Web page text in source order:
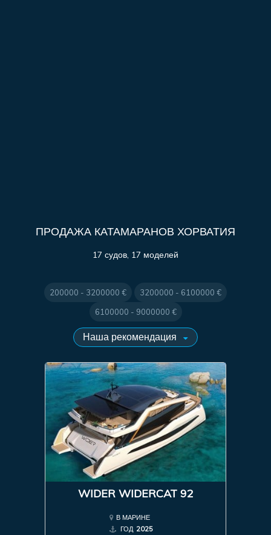
ПРОДАЖА КАТАМАРАНОВ ХОРВАТИЯ
17 судов, 17 моделей
200000 - 3200000 €
3200000 - 6100000 €
6100000 - 9000000 €
WIDER WIDERCAT 92
В МАРИНЕ
ГОД 2025